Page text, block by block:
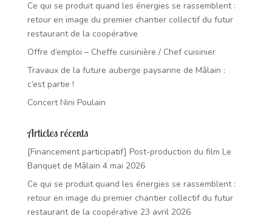
Ce qui se produit quand les énergies se rassemblent :
retour en image du premier chantier collectif du futur
restaurant de la coopérative
Offre d’emploi – Cheffe cuisinière / Chef cuisinier
Travaux de la future auberge paysanne de Mâlain :
c’est partie !
Concert Nini Poulain
Articles récents
[Financement participatif] Post-production du film Le
Banquet de Mâlain 4 mai 2026
Ce qui se produit quand les énergies se rassemblent :
retour en image du premier chantier collectif du futur
restaurant de la coopérative 23 avril 2026